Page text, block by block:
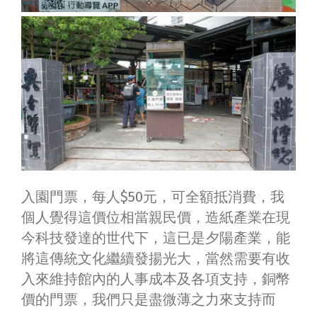
入園門票，每人$50元，可全額抵消費，我
個人覺得這價位相當親民價，造紙產業在現
今科技發達的世代下，這已是夕陽產業，能
將這傳統文化繼續發揚光大，當然需要有收
入來維持館內的人事成本及各項支持，銅幣
價的門票，我們只是盡微薄之力來支持而